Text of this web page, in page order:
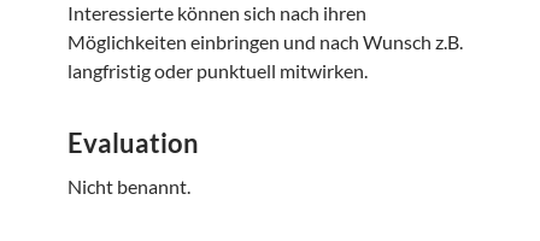
Interessierte können sich nach ihren
Möglichkeiten einbringen und nach Wunsch z.B.
langfristig oder punktuell mitwirken.
Evaluation
Nicht benannt.